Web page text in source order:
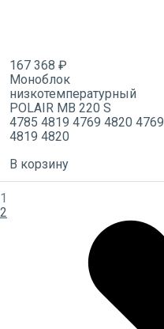
167 368 ₽
Моноблок
низкотемпературный
POLAIR MB 220 S
4785 4819 4769 4820 4769
4819 4820
В корзину
1
2